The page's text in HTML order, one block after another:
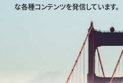
な各種コンテンツを発信しています。